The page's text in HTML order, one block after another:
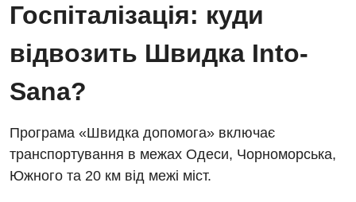
Госпіталізація: куди
відвозить Швидка Into-
Sana?
Програма «Швидка допомога» включає
транспортування в межах Одеси, Чорноморська,
Южного та 20 км від межі міст.